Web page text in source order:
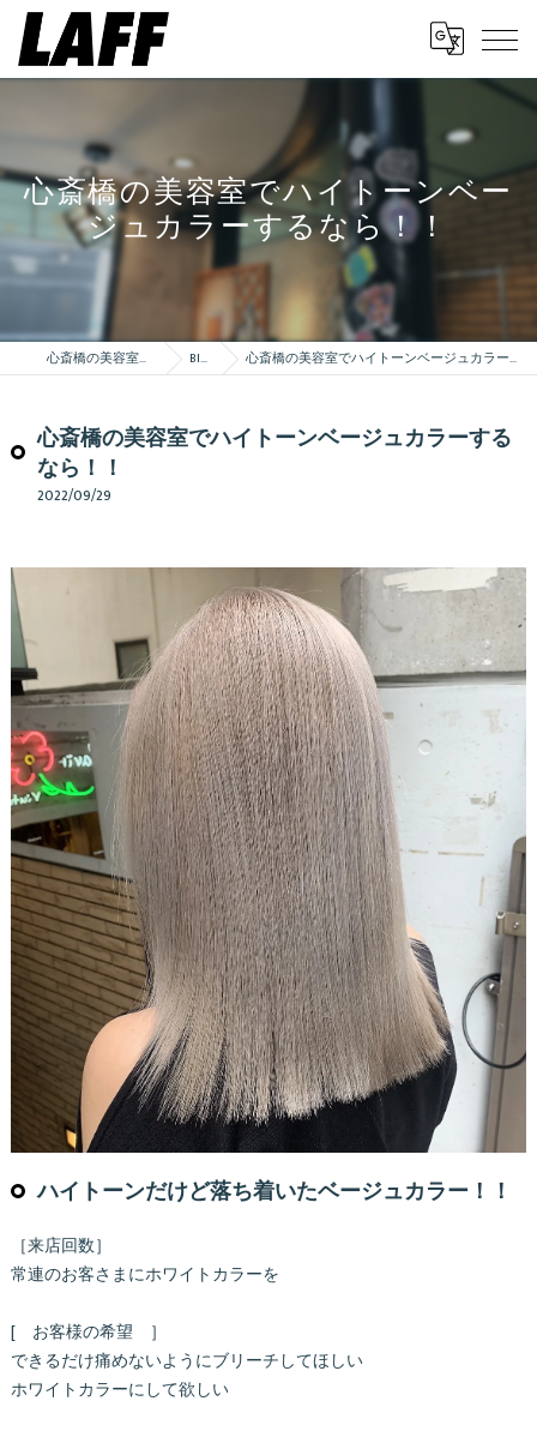
心斎橋の美容室でハイトーンベー
ジュカラーするなら！！
心斎橋の美容室はLAFF Blog 心斎橋の美容室でハイトーンベージュカラーするなら！！
心斎橋の美容室でハイトーンベージュカラーする
なら！！
2022/09/29
ハイトーンだけど落ち着いたベージュカラー！！
［来店回数］
常連のお客さまにホワイトカラーを
[ お客様の希望 ］
できるだけ痛めないようにブリーチしてほしい
ホワイトカラーにして欲しい